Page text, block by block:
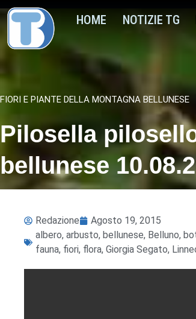
HOME NOTIZIE TG
FIORI E PIANTE DELLA MONTAGNA BELLUNESE
Pilosella
bellunese
Redazione
Agosto 19, 2015
albero, arbusto, bellunese, Belluno,
fauna, fiori, flora, Giorgia Segato,